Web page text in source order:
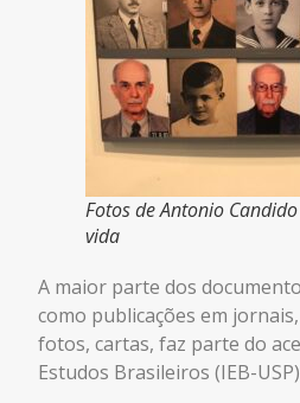
Fotos de Antonio
vida
A maior parte dos
como publicações em
fotos, cartas, faz parte do
Estudos Brasileiros (IEB-